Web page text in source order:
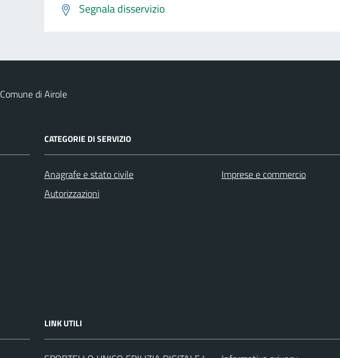
Segnala disservizio
Comune di Airole
CATEGORIE DI SERVIZIO
Anagrafe e stato civile
Autorizzazioni
Imprese e commercio
LINK UTILI